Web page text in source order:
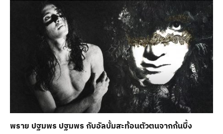
พราย ปฐมพร ปฐมพร กับอัลบั้มสะท้อนตัวตนจากก้นบึ้ง